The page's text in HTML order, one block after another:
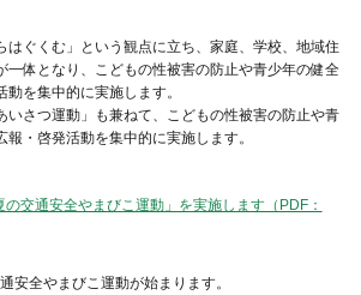
ぐくむ」という観点に立ち、家庭、学校、地域住
一体となり、こどもの性被害の防止や青少年の健全
を集中的に実施します。
さつ運動」も兼ねて、こどもの性被害の防止や青
・啓発活動を集中的に実施します。
の交通安全やまびこ運動」を実施します（PDF：
安全やまびこ運動が始まります。